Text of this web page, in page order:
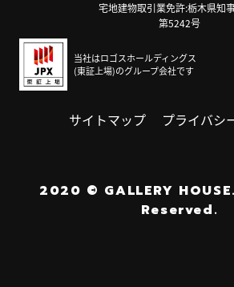
宅地建物取引業免許:栃木県知事
第5242号
当社はロゴスホールディングス
(東証上場)のグループ会社です
サイトマップ プライバシ
2020 © GALLERY HOUSE.
Reserved.